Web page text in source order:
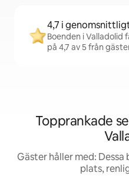
4,7 i
Boenden i
på 4,7 av 5 från
Topprankade
Gäster håller med:
plats,